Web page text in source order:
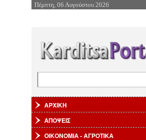
Επιστροφή στην Πλοήγηση
Πέμπτη, 06 Αυγούστου 2026
ΑΡΧΙΚΗ
ΑΠΟΨΕΙΣ
ΟΙΚΟΝΟΜΙΑ - ΑΓΡΟΤΙΚΑ